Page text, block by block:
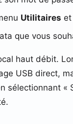
Utilitaires et
que vous
haut débit.
USB direct,
sélectionnant «